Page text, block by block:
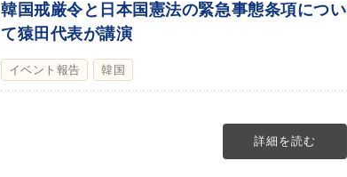
韓国戒厳令と日本国憲法の緊急事態条項につい
て猿田代表が講演
イベント報告 韓国
詳細を読む